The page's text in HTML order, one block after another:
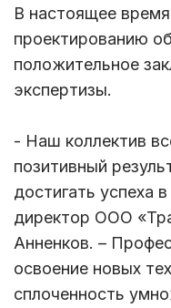
В настоящее
проектированию
положительное
экспертизы.
- Наш коллектив
позитивный
достигать успеха
директор ООО
Анненков. –
освоение новых
сплоченность